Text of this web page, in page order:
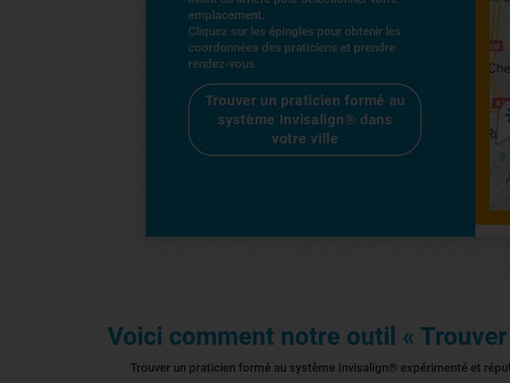
emplacement.
Cliquez sur les épingles pour obtenir les
coordonnées des praticiens et prendre
rendez-vous.
Trouver un praticien formé au
système Invisalign® dans
votre ville
Voici comment notre outil «
Trouver un praticien formé au système Invisalign® expérimenté et